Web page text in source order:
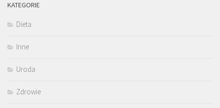
KATEGORIE
Dieta
Inne
Uroda
Zdrowie